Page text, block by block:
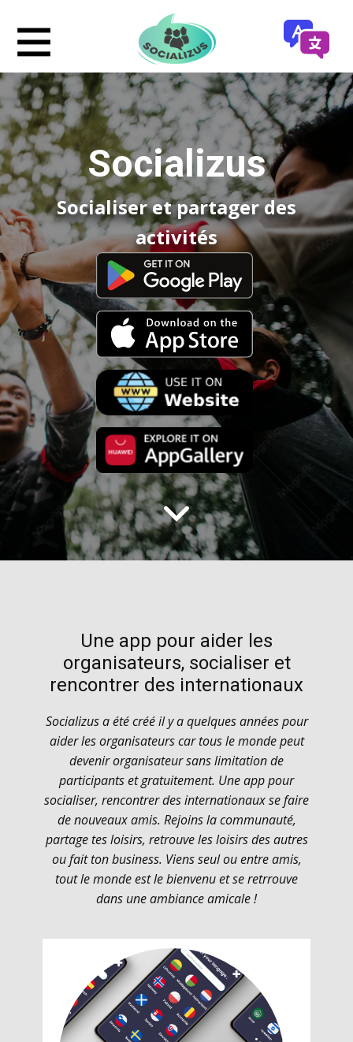
Socializ​us
Socialiser et partager des
activités
Une app pour aider les
organisateurs, socialiser et
rencontrer des internationaux
Socializus a été créé il y a quelques années pour
aider les organisateurs car tous le monde peut
devenir organisateur sans limitation de
participants et gratuitement. Une app pour
socialiser, rencontrer des internationaux se faire
de nouveaux amis. Rejoins la communauté,
partage tes loisirs, retrouve les loisirs des autres
ou fait ton business. Viens seul ou entre amis,
tout le monde est le bienvenu et se retrrouve
dans une ambiance amicale !